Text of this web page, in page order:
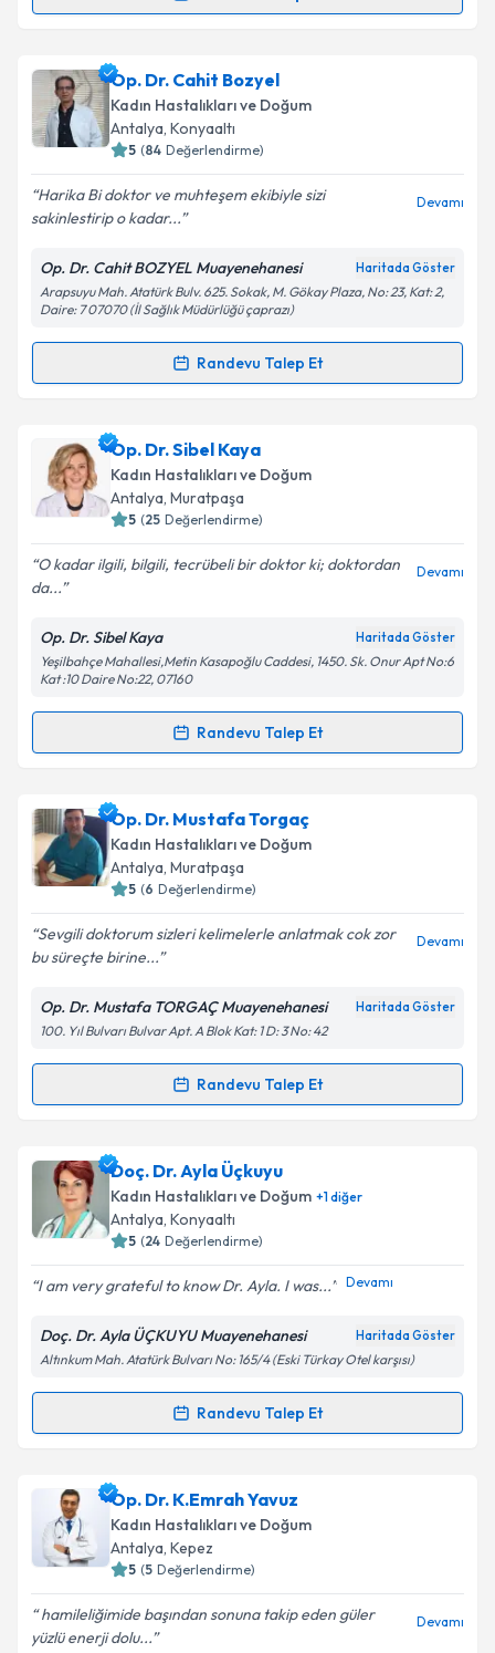
Metni'ni okudum ve kişisel verilerimin belirtilen
Takvim Talebini Gönder
Op. Dr. Sonay İsenlikiçin randevu takvimi talebi
oluşturun. Size bu uzmandan randevu almanız için bir
takvim hazırlandığında e-posta ile bilgilendireceğiz.
Kişisel verilerimin işlenmesine ilişkin
Aydınlatma
Metni'ni okudum ve kişisel verilerimin belirtilen
kapsamda işlenmesini kabul ediyorum.
Takvim Talebini Gönder
Op. Dr. Cahit Bozyel
Kadın Hastalıkları ve Doğum
Antalya, Konyaaltı
5 (84 Değerlendirme)
Harika Bi doktor ve muhteşem ekibiyle sizi
sakinlestirip o kadar...
Devamı
Op. Dr. Cahit BOZYEL Muayenehanesi Haritada Göster
Arapsuyu Mah. Atatürk Bulv. 625. Sokak, M. Gökay Plaza, No: 23, Kat: 2,
Daire: 7 07070 (İl Sağlık Müdürlüğü çaprazı)
Randevu Talep Et
Randevu Takvimi Talebi
Op. Dr. Cahit Bozyeliçin randevu takvimi talebi
oluşturun. Size bu uzmandan randevu almanız için bir
takvim hazırlandığında e-posta ile bilgilendireceğiz.
Kişisel verilerimin işlenmesine ilişkin
Aydınlatma
Metni'ni okudum ve kişisel verilerimin belirtilen
kapsamda işlenmesini kabul ediyorum.
Takvim Talebini Gönder
Op. Dr. Sibel Kaya
Kadın Hastalıkları ve Doğum
Antalya, Muratpaşa
5 (25 Değerlendirme)
O kadar ilgili, bilgili, tecrübeli bir doktor ki; doktordan
da...
Devamı
Op. Dr. Sibel Kaya Haritada Göster
Yeşilbahçe Mahallesi,Metin Kasapoğlu Caddesi, 1450. Sk. Onur Apt No:6
Kat :10 Daire No:22, 07160
Randevu Talep Et
Randevu Takvimi Talebi
Op. Dr. Sibel Kayaiçin randevu takvimi talebi
oluşturun. Size bu uzmandan randevu almanız için bir
takvim hazırlandığında e-posta ile bilgilendireceğiz.
Kişisel verilerimin işlenmesine ilişkin
Aydınlatma
Metni'ni okudum ve kişisel verilerimin belirtilen
kapsamda işlenmesini kabul ediyorum.
Op. Dr. Mustafa Torgaç
Kadın Hastalıkları ve Doğum
Antalya, Muratpaşa
5 (6 Değerlendirme)
Sevgili doktorum sizleri kelimelerle anlatmak cok zor
bu süreçte birine...
Devamı
Op. Dr. Mustafa TORGAÇ Muayenehanesi Haritada Göster
100. Yıl Bulvarı Bulvar Apt. A Blok Kat: 1 D: 3 No: 42
Randevu Talep Et
Randevu Takvimi Talebi
Op. Dr. Mustafa Torgaçiçin randevu takvimi talebi
oluşturun. Size bu uzmandan randevu almanız için bir
takvim hazırlandığında e-posta ile bilgilendireceğiz.
Kişisel verilerimin işlenmesine ilişkinAydınlatma
Metni'ni okudum ve kişisel verilerimin belirtilen
kapsamda işlenmesini kabul ediyorum.
Doç. Dr. Ayla Üçkuyu
Kadın Hastalıkları ve Doğum +1diğer
Antalya, Konyaaltı
5 (24 Değerlendirme)
I am very grateful to know Dr. Ayla. I was... Devamı
Doç. Dr. Ayla ÜÇKUYU Muayenehanesi Haritada Göster
Altınkum Mah. Atatürk Bulvarı No: 165/4 (Eski Türkay Otel karşısı)
Randevu Talep Et
Randevu Takvimi Talebi
Doç. Dr. Ayla Üçkuyuiçin randevu takvimi talebi
oluşturun. Size bu uzmandan randevu almanız için bir
takvim hazırlandığında e-posta ile bilgilendireceğiz.
Op. Dr. K.Emrah Yavuz
Kadın Hastalıkları ve Doğum
Antalya, Kepez
5 (5 Değerlendirme)
hamileliğimide başından sonuna takip eden güler
yüzlü enerji dolu...
Devamı